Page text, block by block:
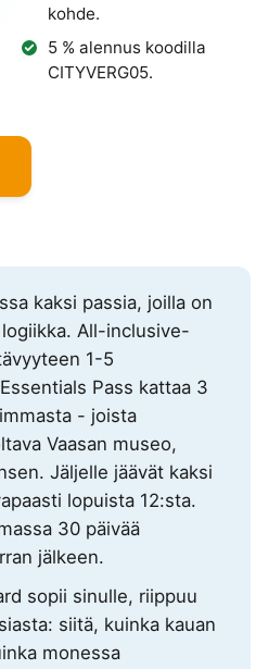
kohde.
5 % alennus koodilla
CITYVERG05.
kaksi passia, joilla on
All-inclusive-
1-5
Pass kattaa 3
- joista
Vaasan museo,
Jäljelle jäävät kaksi
lopuista 12:sta.
30 päivää
jälkeen.
sopii sinulle, riippuu
siitä, kuinka kauan
monessa